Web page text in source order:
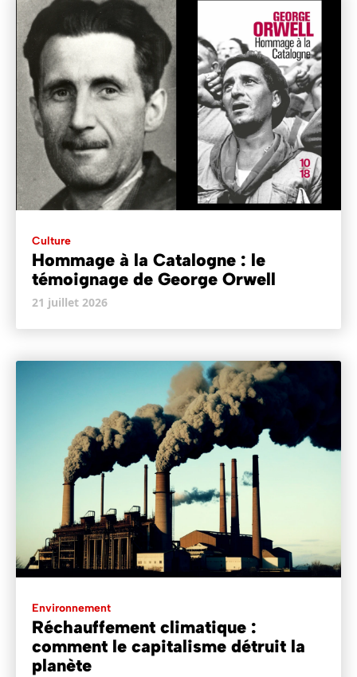
Culture
Hommage à la Catalogne : le
témoignage de George Orwell
21 juillet 2026
Environnement
Réchauffement climatique :
comment le capitalisme détruit la
planète